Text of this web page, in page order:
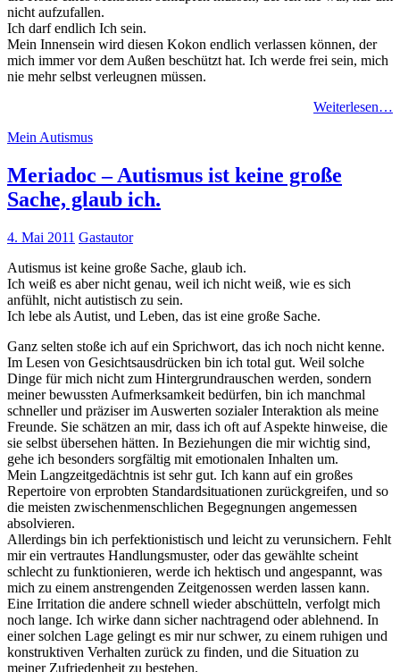
nicht aufzufallen.
Ich darf endlich Ich sein.
Mein Innensein wird diesen Kokon endlich verlassen können, der
mich immer vor dem Außen beschützt hat. Ich werde frei sein, mich
nie mehr selbst verleugnen müssen.
Weiterlesen…
Mein Autismus
Meriadoc – Autismus ist keine große
Sache, glaub ich.
4. Mai 2011 Gastautor
Autismus ist keine große Sache, glaub ich.
Ich weiß es aber nicht genau, weil ich nicht weiß, wie es sich
anfühlt, nicht autistisch zu sein.
Ich lebe als Autist, und Leben, das ist eine große Sache.
Ganz selten stoße ich auf ein Sprichwort, das ich noch nicht kenne.
Im Lesen von Gesichtsausdrücken bin ich total gut. Weil solche
Dinge für mich nicht zum Hintergrundrauschen werden, sondern
meiner bewussten Aufmerksamkeit bedürfen, bin ich manchmal
schneller und präziser im Auswerten sozialer Interaktion als meine
Freunde. Sie schätzen an mir, dass ich oft auf Aspekte hinweise, die
sie selbst übersehen hätten. In Beziehungen die mir wichtig sind,
gehe ich besonders sorgfältig mit emotionalen Inhalten um.
Mein Langzeitgedächtnis ist sehr gut. Ich kann auf ein großes
Repertoire von erprobten Standardsituationen zurückgreifen, und so
die meisten zwischenmenschlichen Begegnungen angemessen
absolvieren.
Allerdings bin ich perfektionistisch und leicht zu verunsichern. Fehlt
mir ein vertrautes Handlungsmuster, oder das gewählte scheint
schlecht zu funktionieren, werde ich hektisch und angespannt, was
mich zu einem anstrengenden Zeitgenossen werden lassen kann.
Eine Irritation die andere schnell wieder abschütteln, verfolgt mich
noch lange. Ich wirke dann sicher nachtragend oder ablehnend. In
einer solchen Lage gelingt es mir nur schwer, zu einem ruhigen und
konstruktiven Verhalten zurück zu finden, und die Situation zu
meiner Zufriedenheit zu bestehen.